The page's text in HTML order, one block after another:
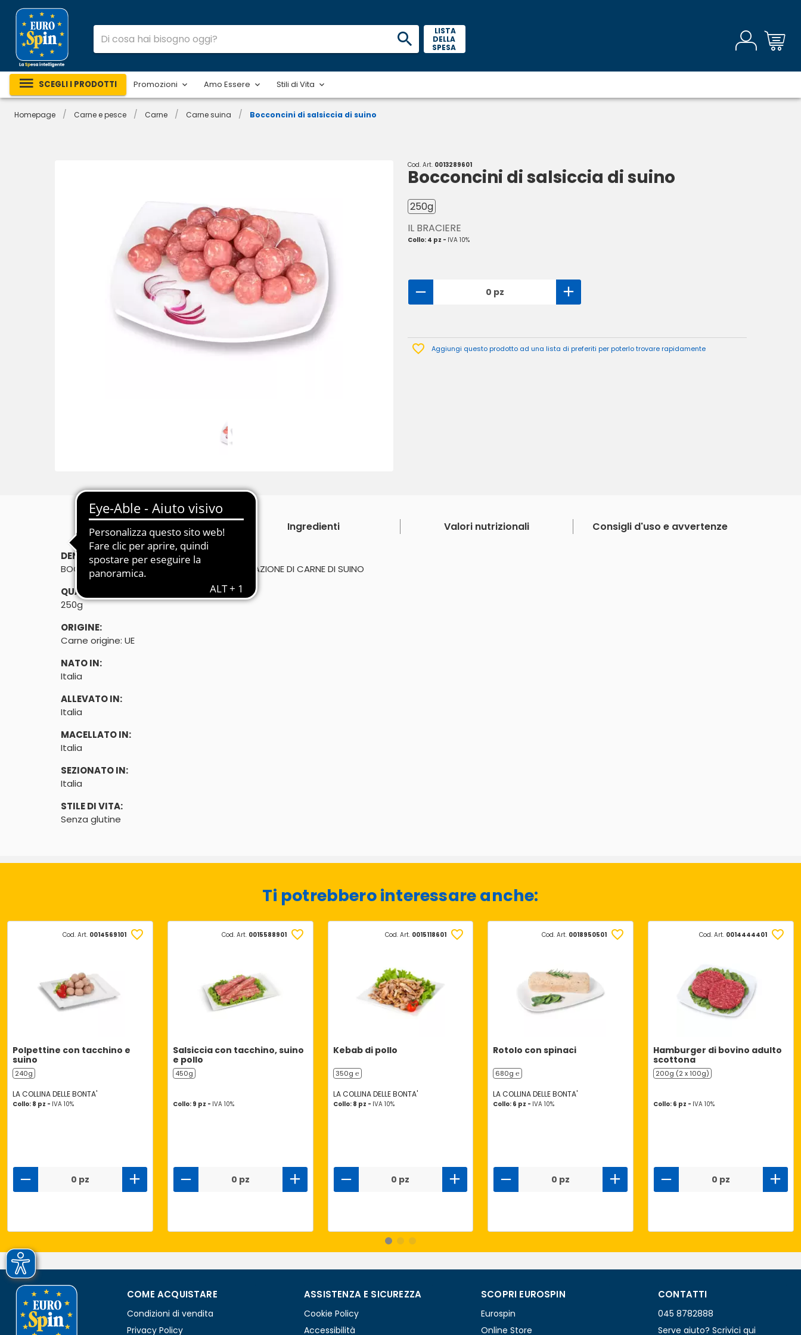
LISTA
DELLA
SPESA
SCEGLI I PRODOTTI Promozioni Amo Essere Stili di Vita
Homepage / Carne e pesce / Carne / Carne suina / Bocconcini di salsiccia di suino
Cod. Art. 0013289601
Bocconcini di salsiccia di suino
250g
IL BRACIERE
Collo: 4 pz - IVA 10%
0 pz
Aggiungi questo prodotto ad una lista di preferiti per poterlo trovare rapidamente
Descrizione Ingredienti Valori nutrizionali Consigli d'uso e avvertenze
DENOMINAZIONE DI VENDITA:
BOCCONCINI DI SALSICCIA DI SUINO - PREPARAZIONE DI CARNE DI SUINO
QUANTITÀ:
250g
ORIGINE:
Carne origine: UE
NATO IN:
Italia
ALLEVATO IN:
Italia
MACELLATO IN:
Italia
SEZIONATO IN:
Italia
STILE DI VITA:
Senza glutine
Ti potrebbero interessare anche:
Cod. Art. 0014569101
Polpettine con tacchino e
suino
240g
LA COLLINA DELLE BONTA'
Collo: 8 pz - IVA 10%
0 pz
Cod. Art. 0015588901
Salsiccia con tacchino, suino
e pollo
450g
Collo: 9 pz - IVA 10%
0 pz
Cod. Art. 0015118601
Kebab di pollo
350g ℮
LA COLLINA DELLE BONTA'
Collo: 8 pz - IVA 10%
0 pz
Cod. Art. 0018950501
Rotolo con spinaci
680g ℮
LA COLLINA DELLE BONTA'
Collo: 6 pz - IVA 10%
0 pz
Cod. Art. 0014444401
Hamburger di bovino adulto
scottona
200g (2 x 100g)
Collo: 6 pz - IVA 10%
0 pz
COME ACQUISTARE
Condizioni di vendita
Privacy Policy
ASSISTENZA E SICUREZZA
Cookie Policy
Accessibilità
SCOPRI EUROSPIN
Eurospin
Online Store
CONTATTI
045 8782888
Serve aiuto? Scrivici qui